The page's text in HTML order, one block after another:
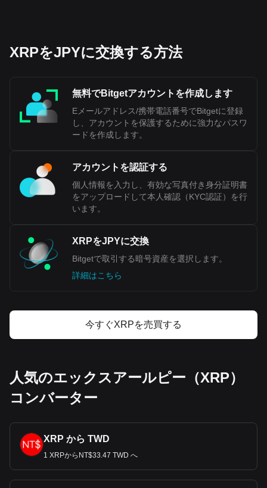
XRPをJPYに交換する方法
無料でBitgetアカウントを作成します
Eメールアドレス/携帯電話番号でBitgetに登録
し、アカウントを保護するために強力なパスワ
ードを作成します。
アカウントを認証する
個人情報を入力し、有効な写真付き身分証明書
をアップロードして本人確認（KYC認証）を行
います。
XRPをJPYに交換
Bitgetで取引する暗号資産を選択します。
詳細はこちら
今すぐXRPを売買する
人気のエックスアールピー（XRP）
コンバーター
XRP から TWD
1 XRPからNT$33.47 TWD へ